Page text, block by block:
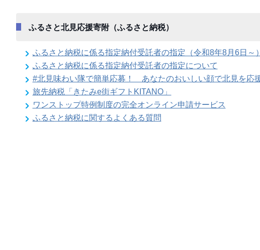
ふるさと北見応援寄附（ふるさと納税）
ふるさと納税に係る指定納付受託者の指定（令和8年8月6日～）
ふるさと納税に係る指定納付受託者の指定について
#北見味わい隊で簡単応募！ あなたのおいしい顔で北見を応
旅先納税「きたみe街ギフトKITANO」
ワンストップ特例制度の完全オンライン申請サービス
ふるさと納税に関するよくある質問